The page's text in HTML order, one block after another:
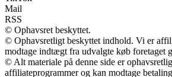
Mail
RSS
© Ophavsret beskyttet.
© Ophavsretligt beskyttet indhold. Vi er
modtage indtægt fra udvalgte køb foretaget
© Alt materiale på denne side er
affiliateprogrammer og kan modtage